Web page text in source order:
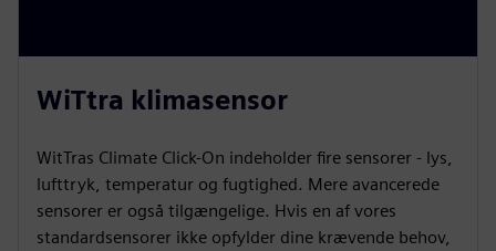
WiTtra klimasensor
WitTras Climate Click-On indeholder fire sensorer - lys,
lufttryk, temperatur og fugtighed. Mere avancerede
sensorer er også tilgængelige. Hvis en af vores
standardsensorer ikke opfylder dine krævende behov,